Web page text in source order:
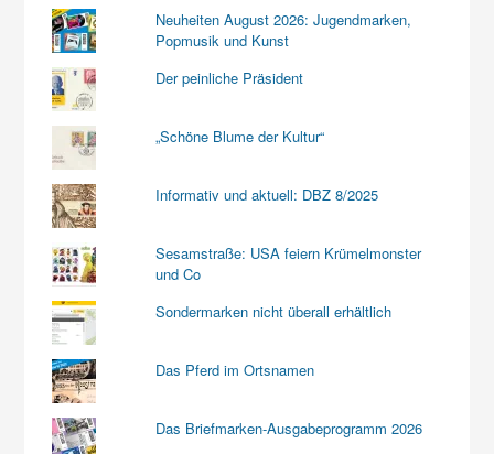
Neuheiten August 2026: Jugendmarken,
Popmusik und Kunst
Der peinliche Präsident
„Schöne Blume der Kultur“
Informativ und aktuell: DBZ 8/2025
Sesamstraße: USA feiern Krümelmonster
und Co
Sondermarken nicht überall erhältlich
Das Pferd im Ortsnamen
Das Briefmarken-Ausgabeprogramm 2026